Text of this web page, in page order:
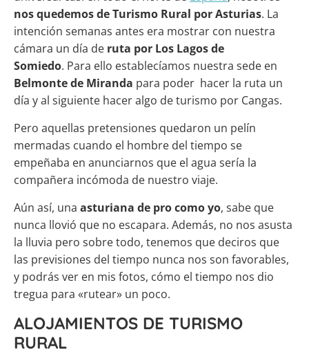
nos quedemos de Turismo Rural por Asturias. La
intención semanas antes era mostrar con nuestra
cámara un día de ruta por Los Lagos de
Somiedo. Para ello establecíamos nuestra sede en
Belmonte de Miranda para poder hacer la ruta un
día y al siguiente hacer algo de turismo por Cangas.
Pero aquellas pretensiones quedaron un pelín
mermadas cuando el hombre del tiempo se
empeñaba en anunciarnos que el agua sería la
compañera incómoda de nuestro viaje.
Aún así, una asturiana de pro como yo, sabe que
nunca llovió que no escapara. Además, no nos asusta
la lluvia pero sobre todo, tenemos que deciros que
las previsiones del tiempo nunca nos son favorables,
y podrás ver en mis fotos, cómo el tiempo nos dio
tregua para «rutear» un poco.
ALOJAMIENTOS DE TURISMO
RURAL